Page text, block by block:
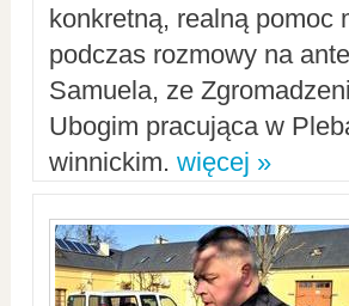
konkretną, realną pomoc
podczas rozmowy na
Samuela, ze
Ubogim pracująca w
winnickim. więcej »